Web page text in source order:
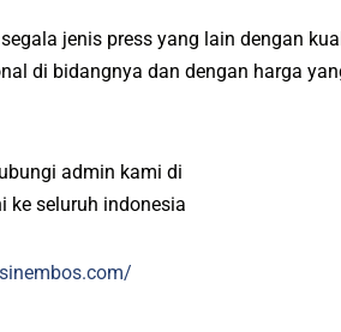
jenis press yang lain dengan
di bidangnya dan dengan harga
admin kami di
ke seluruh indonesia